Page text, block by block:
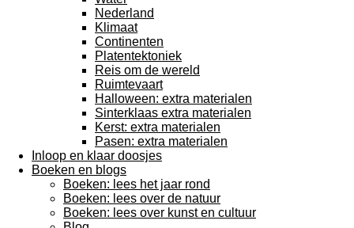
Nederland
Klimaat
Continenten
Platentektoniek
Reis om de wereld
Ruimtevaart
Halloween: extra materialen
Sinterklaas extra materialen
Kerst: extra materialen
Pasen: extra materialen
Inloop en klaar doosjes
Boeken en blogs
Boeken: lees het jaar rond
Boeken: lees over de natuur
Boeken: lees over kunst en cultuur